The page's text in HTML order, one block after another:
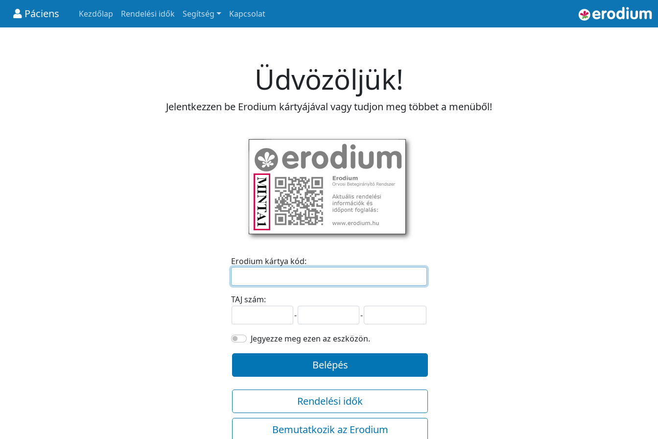
Páciens Kezdőlap Rendelési idők Segítség Kapcsolat
Üdvözöljük!
Jelentkezzen be Erodium kártyájával vagy tudjon meg többet a menüből!
Erodium kártya kód:
TAJ szám:
-
-
Jegyezze meg ezen az eszközön.
Belépés
Rendelési idők
Bemutatkozik az Erodium